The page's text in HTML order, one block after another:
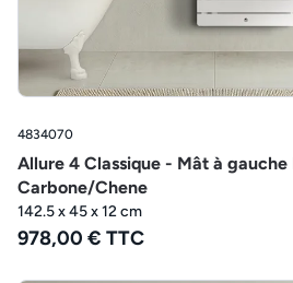
4834070
Allure 4 Classique - Mât à
Carbone/Chene
142.5 x 45 x 12 cm
978,00 € TTC